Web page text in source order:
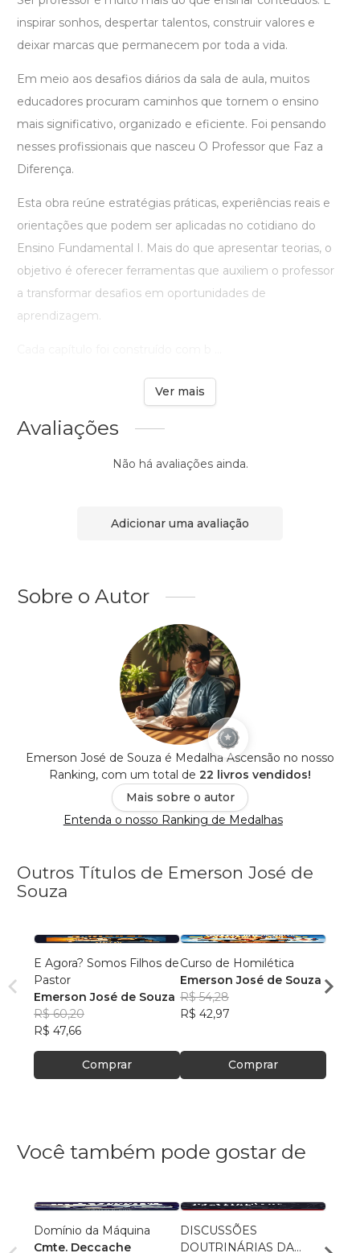
inspirar sonhos, despertar talentos, construir valores e
deixar marcas que permanecem por toda a vida.
Em meio aos desafios diários da sala de aula, muitos
educadores procuram caminhos que tornem o ensino
mais significativo, organizado e eficiente. Foi pensando
nesses profissionais que nasceu O Professor que Faz a
Diferença.
Esta obra reúne estratégias práticas, experiências reais e
orientações que podem ser aplicadas no cotidiano do
Ensino Fundamental I. Mais do que apresentar teorias, o
objetivo é oferecer ferramentas que auxiliem o professor
a transformar desafios em oportunidades de
aprendizagem.
Ver mais
Avaliações
Não há avaliações ainda.
Adicionar uma avaliação
Sobre o Autor
Emerson José de Souza é Medalha Ascensão no nosso
Ranking, com um total de 22 livros vendidos!
Mais sobre o autor
Entenda o nosso Ranking de Medalhas
Outros Títulos de Emerson José de
Souza
E Agora? Somos Filhos de
Pastor
Emerson José de Souza
R$ 60,20
R$ 47,66
Comprar
Curso de Homilética
Emerson José de Souza
R$ 54,28
R$ 42,97
Comprar
R$
Você também pode gostar de
Domínio da Máquina
Cmte. Deccache
DISCUSSÕES
DOUTRINÁRIAS DA